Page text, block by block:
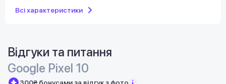
Всі характеристики
Відгуки та питання
Google Pixel 10
300₴ бонусами за відгук з фото